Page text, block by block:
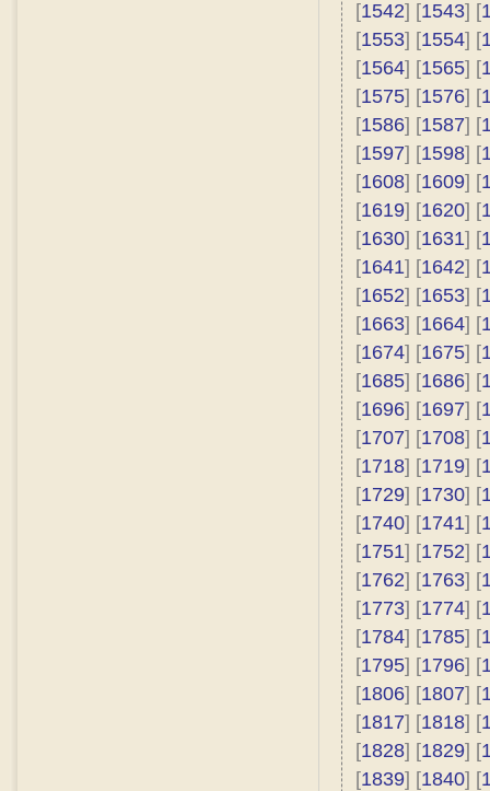
[1542] [1543] [
[1553] [1554] [
[1564] [1565] [
[1575] [1576] [
[1586] [1587] [
[1597] [1598] [
[1608] [1609] [
[1619] [1620] [
[1630] [1631] [
[1641] [1642] [
[1652] [1653] [
[1663] [1664] [
[1674] [1675] [
[1685] [1686] [
[1696] [1697] [
[1707] [1708] [
[1718] [1719] [
[1729] [1730] [
[1740] [1741] [
[1751] [1752] [
[1762] [1763] [
[1773] [1774] [
[1784] [1785] [
[1795] [1796] [
[1806] [1807] [
[1817] [1818] [
[1828] [1829] [
[1839] [1840] [